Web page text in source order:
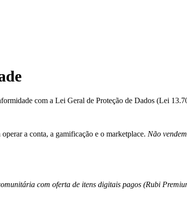
com a Lei Geral de Proteção de Dados (Lei
operar a conta, a gamificação e o marketplace. Não
com oferta de itens digitais pagos (Rubi